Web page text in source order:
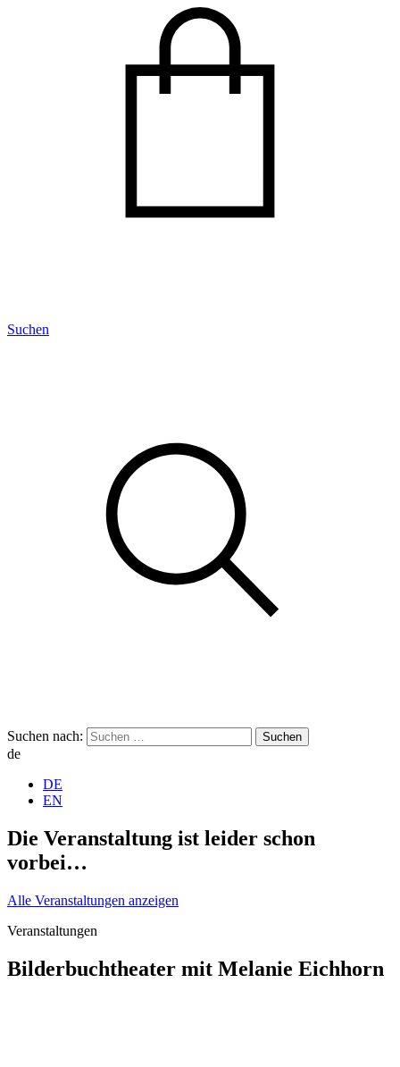
Suchen
Suchen nach:
de
DE
EN
Die Veranstaltung ist leider schon
vorbei…
Alle Veranstaltungen anzeigen
Veranstaltungen
Bilderbuchtheater mit Melanie Eichhorn